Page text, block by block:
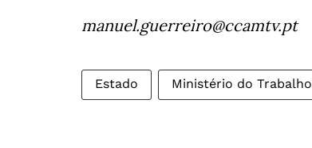
manuel.guerreiro@ccamtv.pt
Estado Ministério do Trabalho